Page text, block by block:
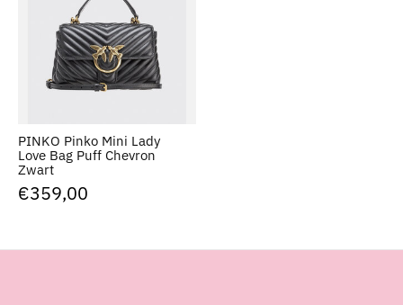
PINKO Pinko Mini Lady
Love Bag Puff Chevron
Zwart
€359,00